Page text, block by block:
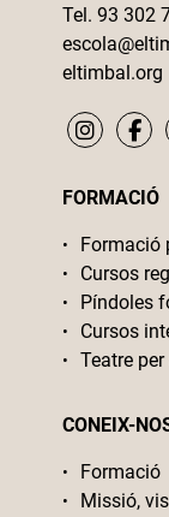
Tel. 93 302
eltimbal.org
FORMACIÓ
Formació
Cursos
Píndoles
Cursos
Teatre
CONEIX-
Formació
Missió,